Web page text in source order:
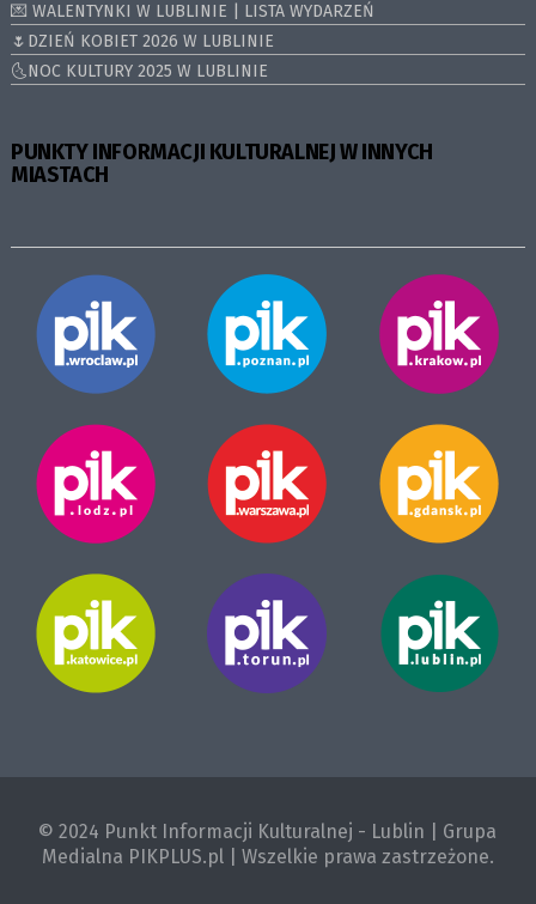
💌 WALENTYNKI W LUBLINIE | LISTA WYDARZEŃ
🌷DZIEŃ KOBIET 2026 W LUBLINIE
🌜NOC KULTURY 2025 W LUBLINIE
PUNKTY INFORMACJI KULTURALNEJ W INNYCH
MIASTACH
© 2024 Punkt Informacji Kulturalnej - Lublin | Grupa
Medialna PIKPLUS.pl | Wszelkie prawa zastrzeżone.